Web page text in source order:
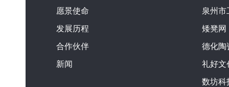
愿景使命
发展历程
合作伙伴
新闻
泉州市
矮凳网
德化陶
礼好文
数坊科